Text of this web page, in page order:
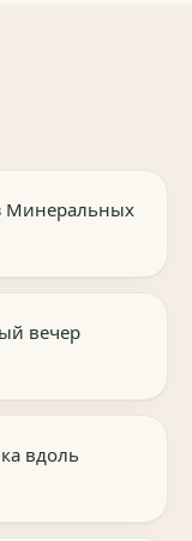
Минеральных
вечер
вдоль